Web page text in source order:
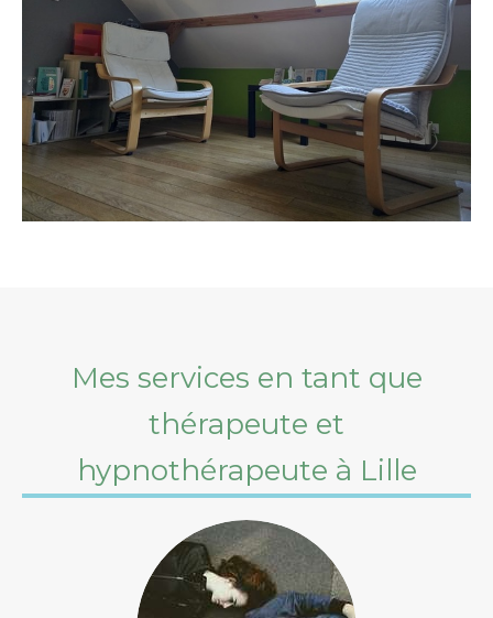
Mes services en tant que
thérapeute et
hypnothérapeute à Lille